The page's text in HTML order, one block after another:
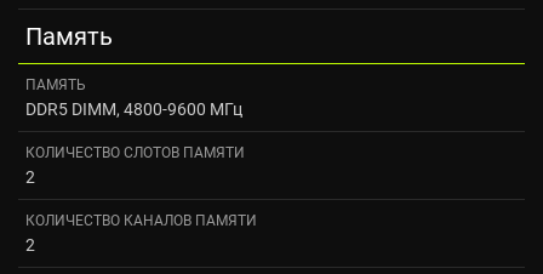
Память
ПАМЯТЬ
DDR5 DIMM, 4800-9600 МГц
КОЛИЧЕСТВО СЛОТОВ ПАМЯТИ
2
КОЛИЧЕСТВО КАНАЛОВ ПАМЯТИ
2